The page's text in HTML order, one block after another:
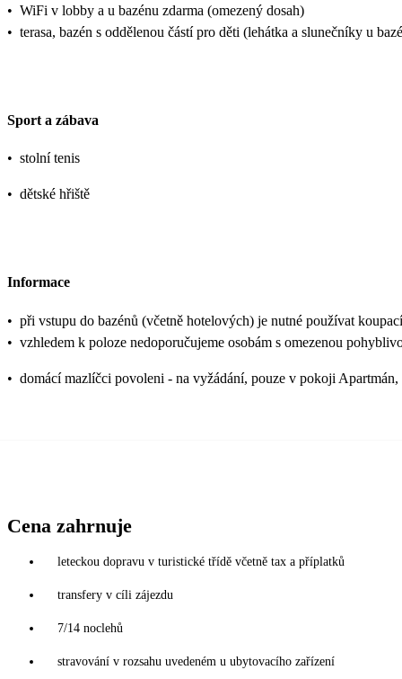
• WiFi v lobby a u bazénu zdarma (omezený dosah)
• terasa, bazén s oddělenou částí pro děti (lehátka a slunečníky u
Sport a zábava
• stolní tenis
• dětské hřiště
Informace
• při vstupu do bazénů (včetně hotelových) je nutné používat
• vzhledem k poloze nedoporučujeme osobám s omezenou
• domácí mazlíčci povoleni - na vyžádání, pouze v pokoji
Cena zahrnuje
leteckou dopravu v turistické třídě včetně tax a příplatků
transfery v cíli zájezdu
7/14 noclehů
stravování v rozsahu uvedeném u ubytovacího zařízení